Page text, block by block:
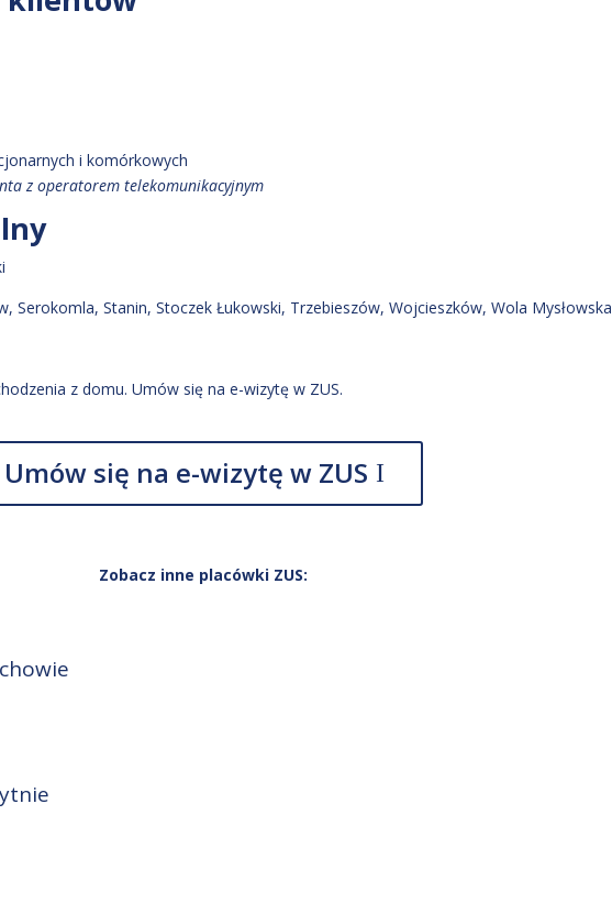
i komórkowych
z operatorem telekomunikacyjnym
, Serokomla, Stanin, Stoczek Łukowski, Trzebieszów, Wojcieszków, Wola Mysłowska
z domu. Umów się na e-wizytę w ZUS.
Umów się na e-wizytę w ZUS
Zobacz inne placówki ZUS: